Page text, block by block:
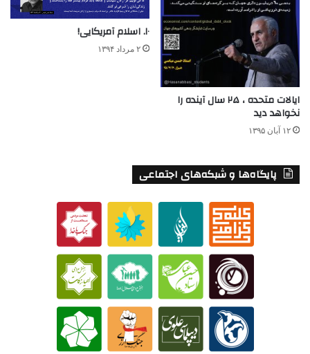
ایالات متحده ، ۲۵ سال آینده را
نخواهد دید
۱۲ آبان ۱۳۹۵
۱۰. اسلام آمریکایی!
۲ مرداد ۱۳۹۴
پایگاه‌ها و شبکه‌های اجتماعی